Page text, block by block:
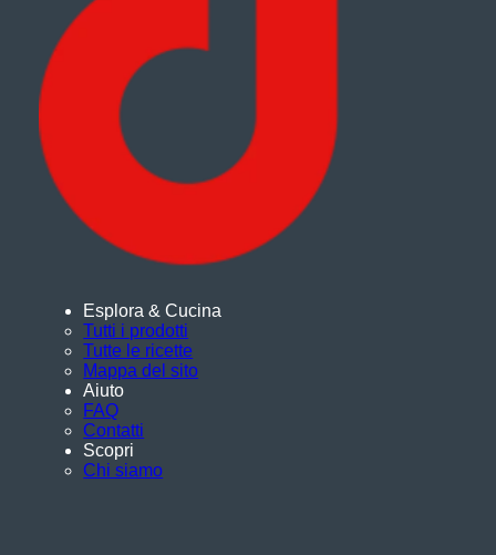
Esplora & Cucina
Tutti i prodotti
Tutte le ricette
Mappa del sito
Aiuto
FAQ
Contatti
Scopri
Chi siamo